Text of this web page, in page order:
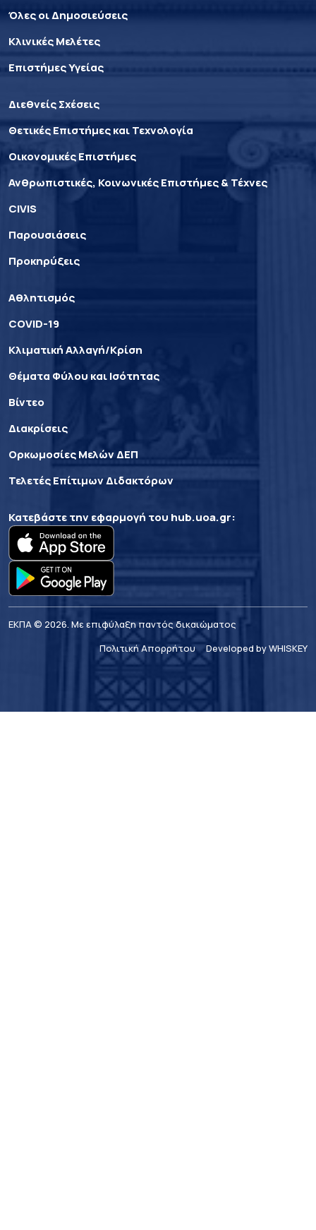
Όλες οι Δημοσιεύσεις
Κλινικές Μελέτες
Επιστήμες Υγείας
Διεθνείς Σχέσεις
Θετικές Επιστήμες και Τεχνολογία
Οικονομικές Επιστήμες
Ανθρωπιστικές, Κοινωνικές Επιστήμες & Τέχνες
CIVIS
Παρουσιάσεις
Προκηρύξεις
Αθλητισμός
COVID-19
Κλιματική Αλλαγή/Κρίση
Θέματα Φύλου και Ισότητας
Βίντεο
Διακρίσεις
Ορκωμοσίες Μελών ΔΕΠ
Τελετές Επίτιμων Διδακτόρων
Κατεβάστε την εφαρμογή του hub.uoa.gr:
ΕΚΠΑ © 2026. Με επιφύλαξη παντός δικαιώματος
Πολιτική Απορρήτου
Developed by WHISKEY